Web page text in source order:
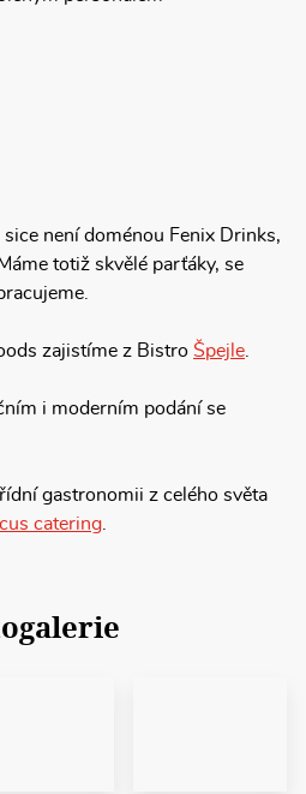
není doménou Fenix Drinks,
totiž skvělé parťáky, se
zajistíme z Bistro Špejle
i moderním podání se
gastronomii z celého světa
catering